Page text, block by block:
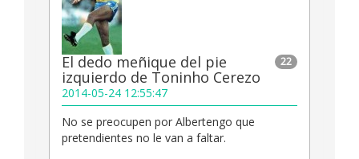
22
El dedo meñique del pie
izquierdo de Toninho Cerezo
2014-05-24 12:55:47
No se preocupen por Albertengo que
pretendientes no le van a faltar.